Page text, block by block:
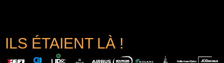
ILS ÉTAIENT LÀ !